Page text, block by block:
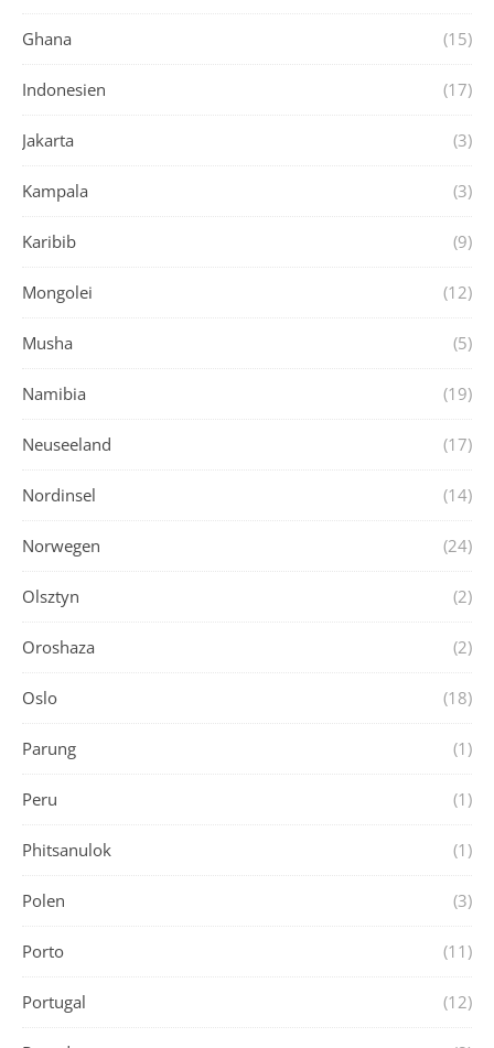
Ghana (15)
Indonesien (17)
Jakarta (3)
Kampala (3)
Karibib (9)
Mongolei (12)
Musha (5)
Namibia (19)
Neuseeland (17)
Nordinsel (14)
Norwegen (24)
Olsztyn (2)
Oroshaza (2)
Oslo (18)
Parung (1)
Peru (1)
Phitsanulok (1)
Polen (3)
Porto (11)
Portugal (12)